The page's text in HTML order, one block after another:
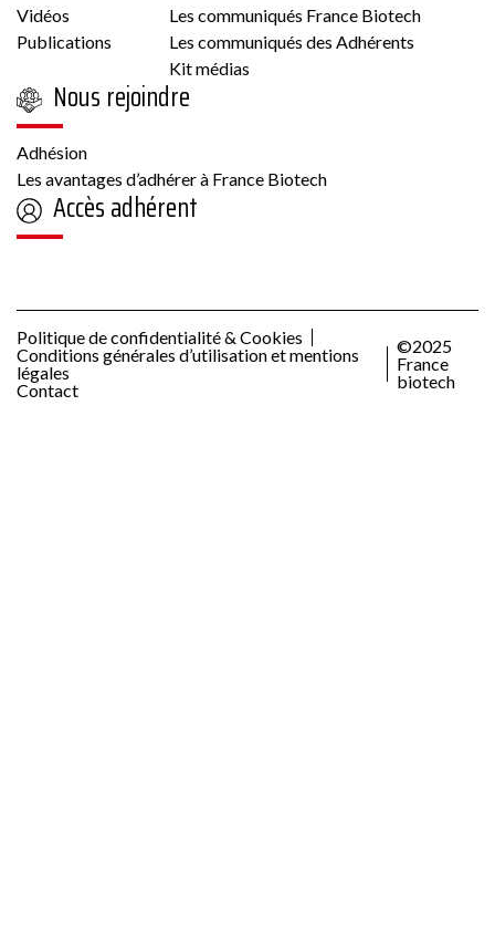
Vidéos
Publications
Les communiqués France Biotech
Les communiqués des Adhérents
Kit médias
Nous rejoindre
Adhésion
Les avantages d’adhérer à France Biotech
Accès adhérent
Politique de confidentialité & Cookies
Conditions générales d’utilisation et mentions
légales
Contact
©2025
France
biotech